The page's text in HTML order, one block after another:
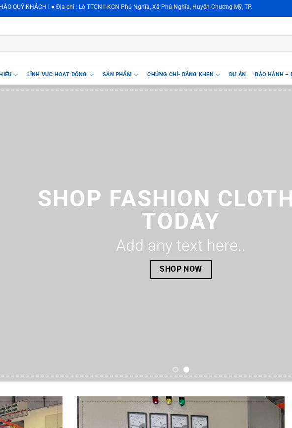
! ● Địa chỉ : Lô TTCN1-KCN Phú Nghĩa, Xã Phú Nghĩa, Huyện Chương Mỹ, TP. Hà Nội, Việt Nam
LĨNH VỰC HOẠT ĐỘNG SẢN PHẨM CHỨNG CHỈ- BẰNG KHEN DỰ ÁN BẢO HÀNH –
SHOP FASHION
TODAY
Add any text here..
SHOP NOW